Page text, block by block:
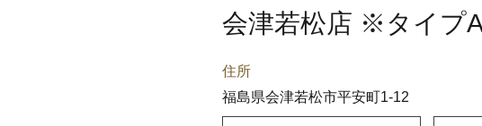
会津若松店 ※タイプ
住所
福島県会津若松市平安町1-12